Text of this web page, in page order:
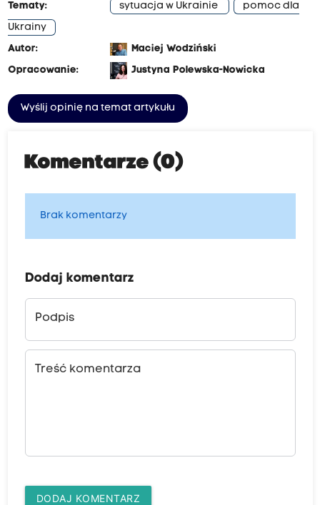
Tematy: sytuacja w Ukrainie
pomoc dla
Ukrainy
Autor:
Maciej Wodziński
Opracowanie:
Justyna Polewska-Nowicka
Wyślij opinię na temat artykułu
Komentarze (0)
Brak komentarzy
Dodaj komentarz
Podpis
Treść komentarza
DODAJ KOMENTARZ